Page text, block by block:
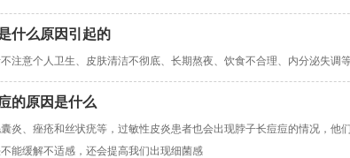
什么原因引起的
注意个人卫生、皮肤清洁不彻底、长期熬夜、饮食不合理、内分泌失调
的原因是什么
炎、痤疮和丝状疣等，过敏性皮炎患者也会出现脖子长痘痘的情况，他
能缓解不适感，还会提高我们出现细菌感